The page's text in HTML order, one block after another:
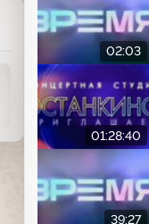
02:03
01:28:40
39:27